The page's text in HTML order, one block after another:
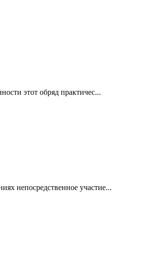
этот обряд практичес...
непосредственное участие...